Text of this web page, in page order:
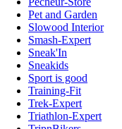
Pet and Garden
Slowood Interior
Smash-Expert
Sneak'In
Sneakids
Sport is good
Training-Fit
Trek-Expert
Triathlon-Expert